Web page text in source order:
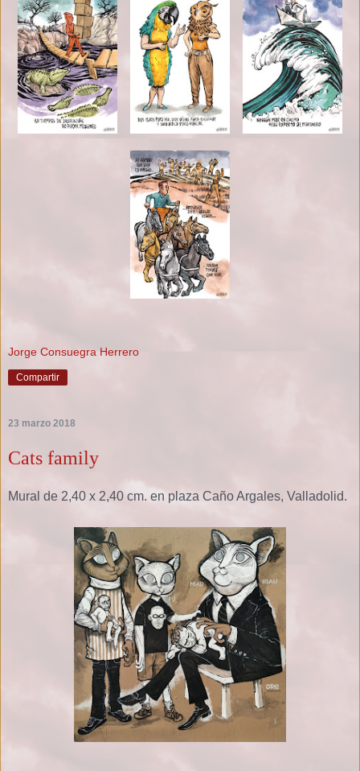
Jorge Consuegra Herrero
Compartir
23 marzo 2018
Cats family
Mural de 2,40 x 2,40 cm. en plaza Caño Argales, Valladolid.